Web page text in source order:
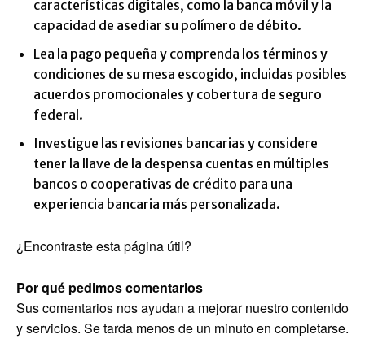
características digitales, como la banca móvil y la
capacidad de asediar su polímero de débito.
Lea la pago pequeña y comprenda los términos y
condiciones de su mesa escogido, incluidas posibles
acuerdos promocionales y cobertura de seguro
federal.
Investigue las revisiones bancarias y considere
tener la llave de la despensa cuentas en múltiples
bancos o cooperativas de crédito para una
experiencia bancaria más personalizada.
¿Encontraste esta página útil?
Por qué pedimos comentarios
Sus comentarios nos ayudan a mejorar nuestro contenido
y servicios. Se tarda menos de un minuto en completarse.